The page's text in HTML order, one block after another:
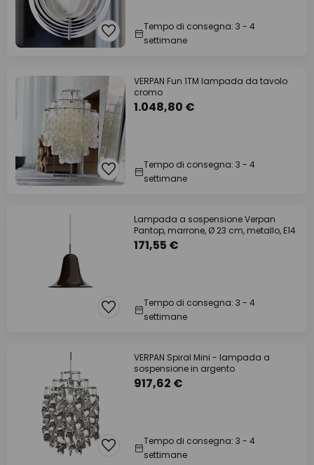
Tempo di consegna: 3 - 4
settimane
VERPAN Fun 1TM lampada da tavolo
cromo
1.048,80 €
Tempo di consegna: 3 - 4
settimane
Lampada a sospensione Verpan
Pantop, marrone, Ø 23 cm, metallo, E14
171,55 €
Tempo di consegna: 3 - 4
settimane
VERPAN Spiral Mini - lampada a
sospensione in argento
917,62 €
Tempo di consegna: 3 - 4
settimane